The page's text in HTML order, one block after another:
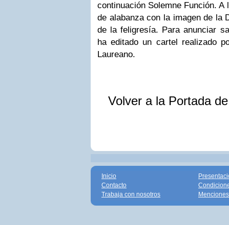
continuación Solemne Función.
de alabanza con la imagen de la
de la feligresía. Para anunciar
ha editado un cartel realizado
Laureano.
Volver a la Portada de
Inicio
Contacto
Trabaja con nosotros